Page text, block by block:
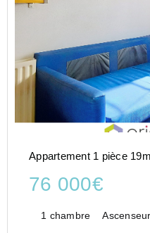
Appartement 1 pièce
76 000€
1 chambre Ascenseur